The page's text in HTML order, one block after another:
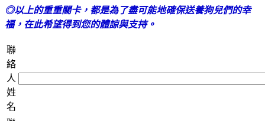
◎以上的重重關卡，都是為了盡可能地確保送養狗兒們的幸
福，在此希望得到您的體諒與支持。
聯
絡
人
姓
名